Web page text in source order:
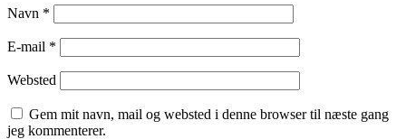
Navn *
E-mail *
Websted
Gem mit navn, mail og websted i denne browser til næste gang
jeg kommenterer.